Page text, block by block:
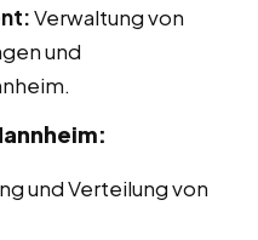
Verwaltung von
und
und Verteilung von